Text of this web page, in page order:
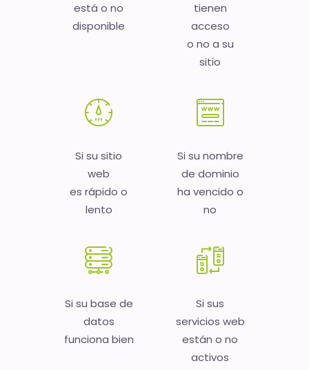
está o no
disponible
tienen
acceso
o no a su
sitio
Si su sitio
web
es rápido o
lento
Si su nombre
de dominio
ha vencido o
no
Si su base de
datos
funciona bien
Si sus
servicios web
están o no
activos